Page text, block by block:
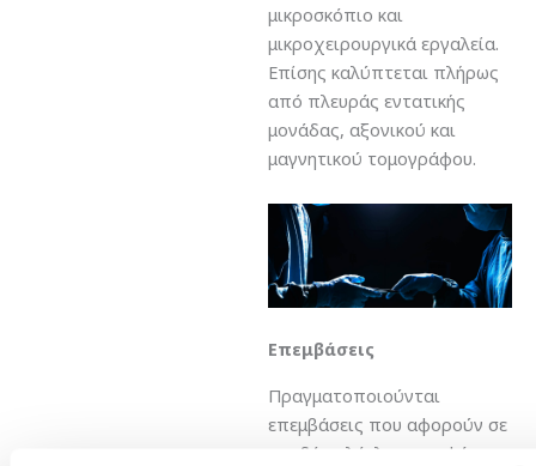
μικροσκόπιο και
μικροχειρουργικά εργαλεία.
Επίσης καλύπτεται πλήρως
από πλευράς εντατικής
μονάδας, αξονικού και
μαγνητικού τομογράφου.
Επεμβάσεις
Πραγματοποιούνται
επεμβάσεις που αφορούν σε
σχεδόν ολόκληρο το φάσμα